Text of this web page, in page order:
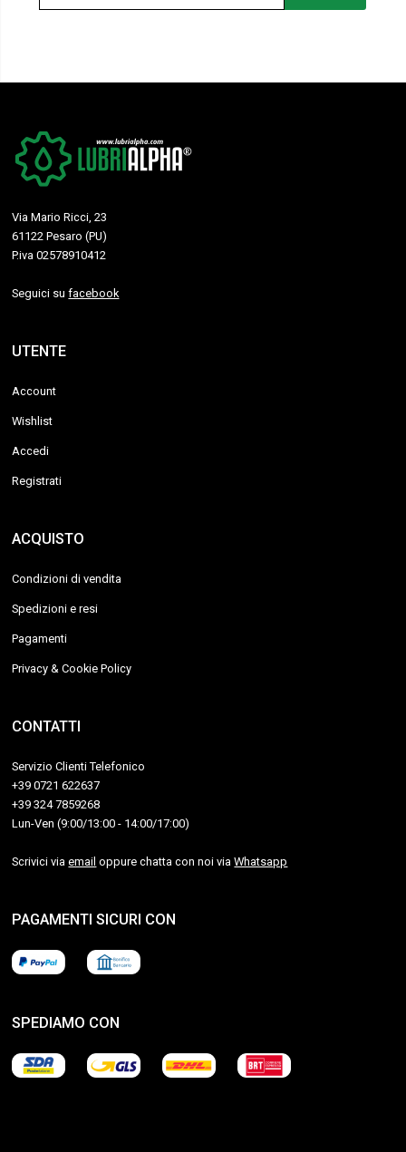
Via Mario Ricci, 23
61122 Pesaro (PU)
P.iva 02578910412
Seguici sufacebook
UTENTE
Account
Wishlist
Accedi
Registrati
ACQUISTO
Condizioni di vendita
Spedizioni e resi
Pagamenti
Privacy & Cookie Policy
CONTATTI
Servizio Clienti Telefonico
+39 0721 622637
+39 324 7859268
Lun-Ven (9:00/13:00 - 14:00/17:00)
Scrivici viaemail oppure chatta con noi viaWhatsapp
PAGAMENTI SICURI CON
SPEDIAMO CON